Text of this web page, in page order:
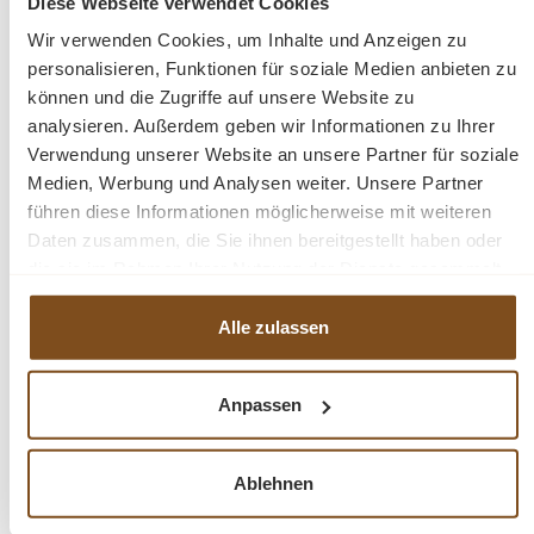
Wir verwenden Cookies, um Inhalte und Anzeigen zu
personalisieren, Funktionen für soziale Medien anbieten zu
können und die Zugriffe auf unsere Website zu
analysieren. Außerdem geben wir Informationen zu Ihrer
Verwendung unserer Website an unsere Partner für soziale
Medien, Werbung und Analysen weiter. Unsere Partner
führen diese Informationen möglicherweise mit weiteren
Daten zusammen, die Sie ihnen bereitgestellt haben oder
haben.
Alle zulassen
Anpassen
Ablehnen
und den großzügigen Stauraum langanhaltende Freude
bereiten. Ob in Ihrem Arbeitszimmer, in Ihrem Büro oder
auch im Wohnbereich. Der Sekretär macht überall eine
gute Figur.
Abmessungen: H/B/T: 123/96/45 cm
Fragen zum Produkt?
Produktinformationen "Sekretär Weichholz
Schreibtisch Gründerzeit"
klassischen und eleganten Stil. Er ist mehr als nur ein
Gebrauchsgegenstand, an diesem Schreibtisch macht
das Arbeiten durch stilvolles Ambiente Spaß. Die vielen
Produktgalerie überspringen
Ähnliche Produkte
-7% -26%